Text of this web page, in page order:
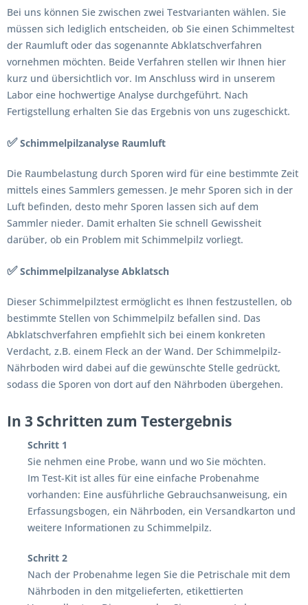
Bei uns können Sie zwischen zwei Testvarianten wählen. Sie
müssen sich lediglich entscheiden, ob Sie einen Schimmeltest
der Raumluft oder das sogenannte Abklatschverfahren
vornehmen möchten. Beide Verfahren stellen wir Ihnen hier
kurz und übersichtlich vor. Im Anschluss wird in unserem
Labor eine hochwertige Analyse durchgeführt. Nach
Fertigstellung erhalten Sie das Ergebnis von uns zugeschickt.
✅Schimmelpilzanalyse Raumluft
Die Raumbelastung durch Sporen wird für eine bestimmte Zeit
mittels eines Sammlers gemessen. Je mehr Sporen sich in der
Luft befinden, desto mehr Sporen lassen sich auf dem
Sammler nieder. Damit erhalten Sie schnell Gewissheit
darüber, ob ein Problem mit Schimmelpilz vorliegt.
✅Schimmelpilzanalyse Abklatsch
Dieser Schimmelpilztest ermöglicht es Ihnen festzustellen, ob
bestimmte Stellen von Schimmelpilz befallen sind. Das
Abklatschverfahren empfiehlt sich bei einem konkreten
Verdacht, z.B. einem Fleck an der Wand. Der Schimmelpilz-
Nährboden wird dabei auf die gewünschte Stelle gedrückt,
sodass die Sporen von dort auf den Nährboden übergehen.
In 3 Schritten zum Testergebnis
Schritt 1
Sie nehmen eine Probe, wann und wo Sie möchten.
Im Test-Kit ist alles für eine einfache Probenahme
vorhanden: Eine ausführliche Gebrauchsanweisung, ein
Erfassungsbogen, ein Nährboden, ein Versandkarton und
weitere Informationen zu Schimmelpilz.
Schritt 2
Nach der Probenahme legen Sie die Petrischale mit dem
Nährboden in den mitgelieferten, etikettierten